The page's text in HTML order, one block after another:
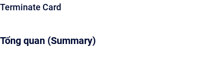
Terminate Card
Tổng quan (Summary)